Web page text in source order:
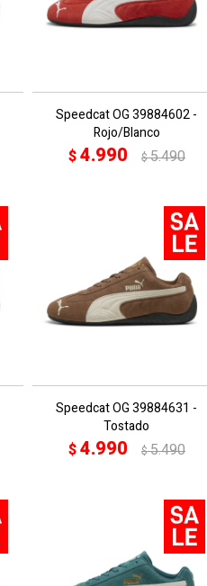
Speedcat OG 39884602 -
Rojo/Blanco
$4.990 $5.490
Speedcat OG 39884631 -
Tostado
$4.990 $5.490